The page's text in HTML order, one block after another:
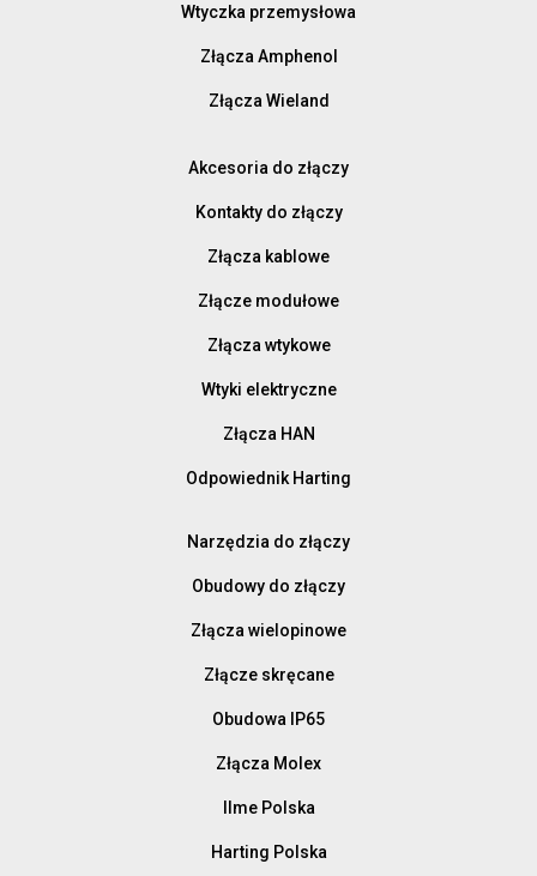
Wtyczka przemysłowa
Złącza Amphenol
Złącza Wieland
Akcesoria do złączy
Kontakty do złączy
Złącza kablowe
Złącze modułowe
Złącza wtykowe
Wtyki elektryczne
Złącza HAN
Odpowiednik Harting
Narzędzia do złączy
Obudowy do złączy
Złącza wielopinowe
Złącze skręcane
Obudowa IP65
Złącza Molex
Ilme Polska
Harting Polska